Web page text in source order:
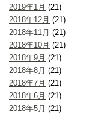
2019年1月 (21)
2018年12月 (21)
2018年11月 (21)
2018年10月 (21)
2018年9月 (21)
2018年8月 (21)
2018年7月 (21)
2018年6月 (21)
2018年5月 (21)